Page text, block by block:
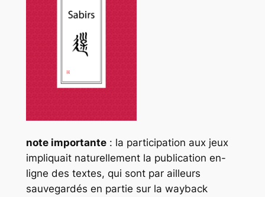
note importante: la participation aux jeux
impliquait naturellement la publication en-
ligne des textes, qui sont par ailleurs
sauvegardés en partie sur la wayback